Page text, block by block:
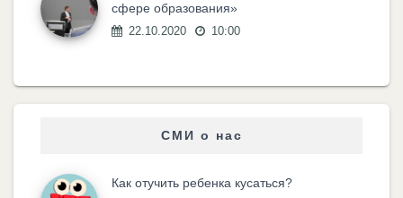
сфере образования»
22.10.2020 10:00
СМИ о нас
Как отучить ребенка кусаться?